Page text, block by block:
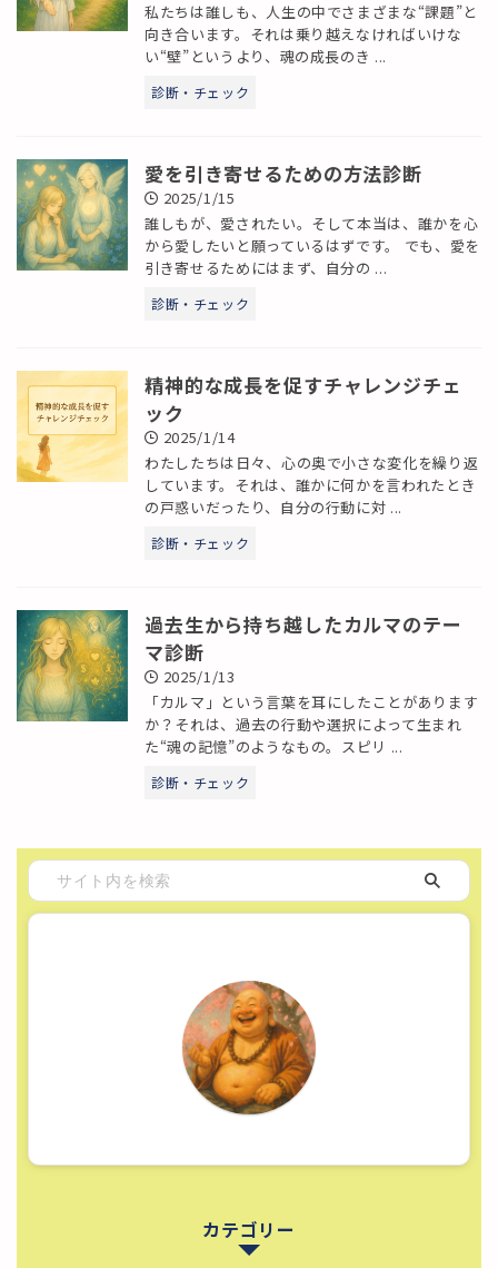
私たちは誰しも、人生の中でさまざまな“課題”と
向き合います。それは乗り越えなければいけな
い“壁”というより、魂の成長のき ...
診断・チェック
愛を引き寄せるための方法診断
2025/1/15
誰しもが、愛されたい。そして本当は、誰かを心
から愛したいと願っているはずです。 でも、愛を
引き寄せるためにはまず、自分の ...
診断・チェック
精神的な成長を促すチャレンジチェ
ック
2025/1/14
わたしたちは日々、心の奥で小さな変化を繰り返
しています。それは、誰かに何かを言われたとき
の戸惑いだったり、自分の行動に対 ...
診断・チェック
過去生から持ち越したカルマのテー
マ診断
2025/1/13
「カルマ」という言葉を耳にしたことがあります
か？それは、過去の行動や選択によって生まれ
た“魂の記憶”のようなもの。スピリ ...
診断・チェック
カテゴリー